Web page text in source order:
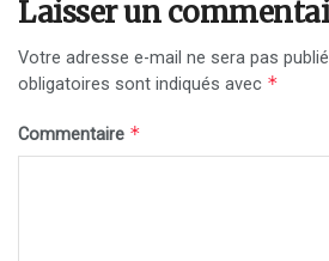
Laisser un
Votre adresse e-mail ne sera pas
obligatoires sont indiqués avec *
Commentaire *